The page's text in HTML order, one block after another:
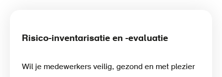
Risico-inventarisatie en -evaluatie
Wil je medewerkers veilig, gezond en met plezier